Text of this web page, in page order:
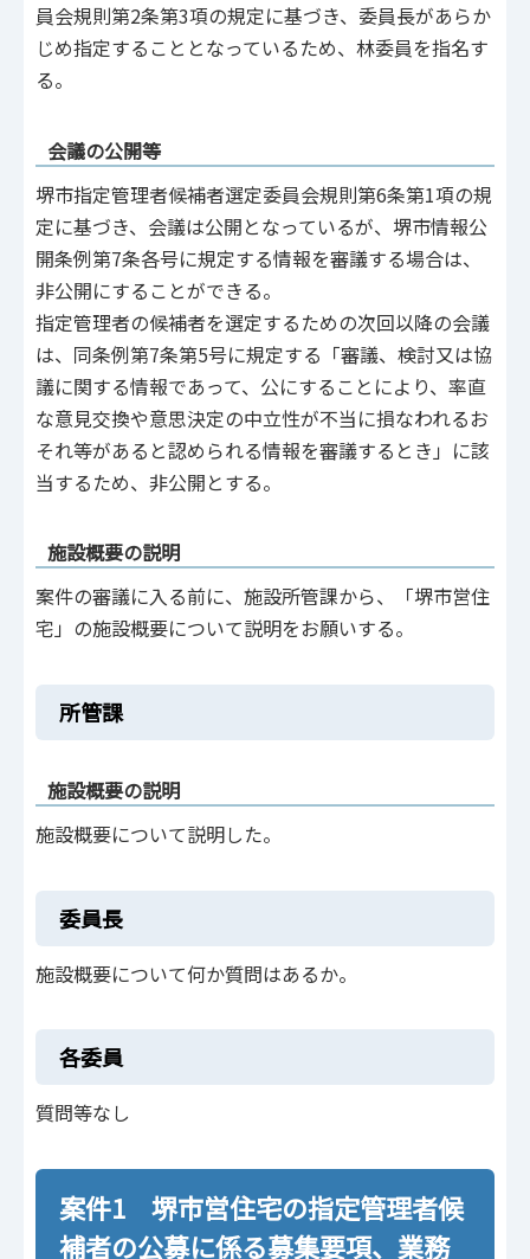
員会規則第2条第3項の規定に基づき、委員長があらか
じめ指定することとなっているため、林委員を指名す
る。
会議の公開等
堺市指定管理者候補者選定委員会規則第6条第1項の規
定に基づき、会議は公開となっているが、堺市情報公
開条例第7条各号に規定する情報を審議する場合は、
非公開にすることができる。
指定管理者の候補者を選定するための次回以降の会議
は、同条例第7条第5号に規定する「審議、検討又は協
議に関する情報であって、公にすることにより、率直
な意見交換や意思決定の中立性が不当に損なわれるお
それ等があると認められる情報を審議するとき」に該
当するため、非公開とする。
施設概要の説明
案件の審議に入る前に、施設所管課から、「堺市営住
宅」の施設概要について説明をお願いする。
所管課
施設概要の説明
施設概要について説明した。
委員長
施設概要について何か質問はあるか。
各委員
質問等なし
案件1 堺市営住宅の指定管理者候
補者の公募に係る募集要項、業務